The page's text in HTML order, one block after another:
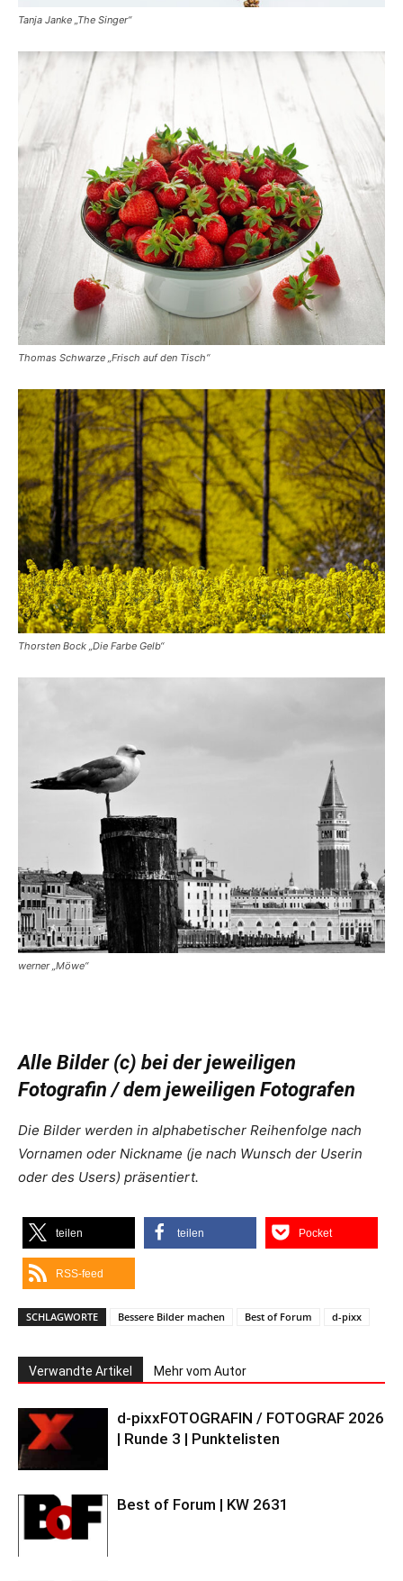
Tanja Janke „The Singer“
Thomas Schwarze „Frisch auf den Tisch“
Thorsten Bock „Die Farbe Gelb“
werner „Möwe“
Alle Bilder (c) bei der jeweiligen
Fotografin / dem jeweiligen Fotografen
Die Bilder werden in alphabetischer Reihenfolge nach
Vornamen oder Nickname (je nach Wunsch der Userin
oder des Users) präsentiert.
teilen teilen Pocket
RSS-feed
SCHLAGWORTE Bessere Bilder machen Best of Forum d-pixx
Verwandte Artikel Mehr vom Autor
d-pixxFOTOGRAFIN / FOTOGRAF 2026
| Runde 3 | Punktelisten
Best of Forum | KW 2631